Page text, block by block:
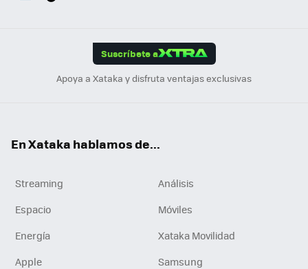
Suscríbete a
Apoya a Xataka y disfruta ventajas exclusivas
En Xataka hablamos de...
Streaming
Análisis
Espacio
Móviles
Energía
Xataka Movilidad
Apple
Samsung